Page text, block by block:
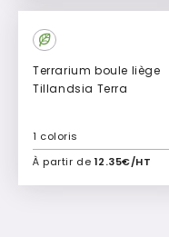
Terrarium boule liège
Tillandsia Terra
À partir de 12.35€/HT
1 coloris
Ajouter à mon devis